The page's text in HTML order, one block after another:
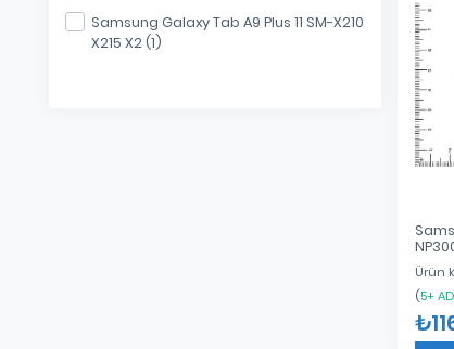
Samsung Galaxy Tab A9 Plus 11 SM-X210
X215 X2 (1)
Ürün
(5+ AD